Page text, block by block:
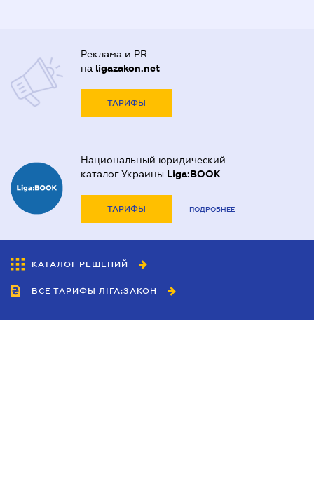
Реклама и PR
на ligazakon.net
ТАРИФЫ
Национальный юридический
каталог Украины Liga:BOOK
ТАРИФЫ ПОДРОБНЕЕ
КАТАЛОГ РЕШЕНИЙ
ВСЕ ТАРИФЫ ЛІГА:ЗАКОН